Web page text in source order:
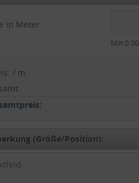
in Meter:
Min.0.00
/ m:
:
(Größe/Position):